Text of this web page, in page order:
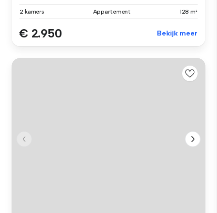
2 kamers Appartement 128 m²
€ 2.950 Bekijk meer